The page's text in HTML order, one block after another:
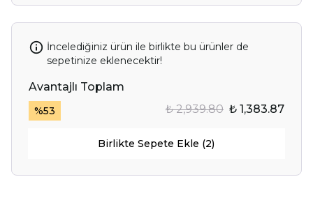
İncelediğiniz ürün ile birlikte bu ürünler de
sepetinize eklenecektir!
Avantajlı Toplam
%53 ₺ 2,939.80 ₺ 1,383.87
Birlikte Sepete Ekle (2)